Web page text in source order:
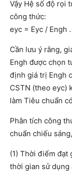
Vậy Hệ số độ rọi
công thức:
eyc = Eyc / Engh .
Cần lưu ý rằng,
Engh được chọn
định giá trị Engh
CSTN (theo eyc)
làm Tiêu chuẩn
Phân tích công
chuẩn chiếu
(1) Thời điểm đạt
thời gian sử dụng